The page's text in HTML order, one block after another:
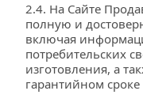
2.4. На Сайте
полную и
включая
потребительских
изготовления, а
гарантийном сроке